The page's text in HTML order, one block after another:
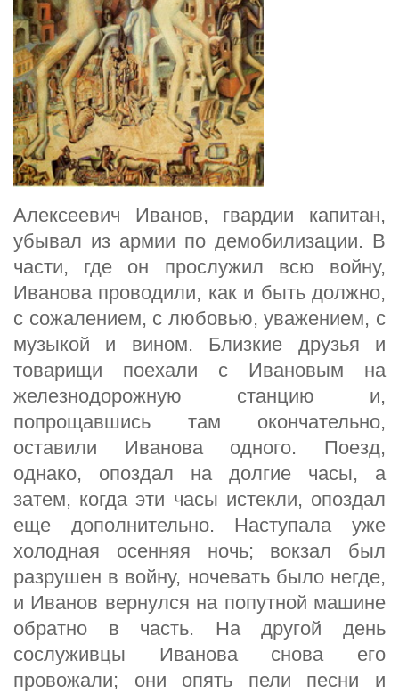
Алексеевич Иванов, гвардии капитан,
убывал из армии по демобилизации. В
части, где он прослужил всю войну,
Иванова проводили, как и быть должно,
с сожалением, с любовью, уважением, с
музыкой и вином. Близкие друзья и
товарищи поехали с Ивановым на
железнодорожную станцию и,
попрощавшись там окончательно,
оставили Иванова одного. Поезд,
однако, опоздал на долгие часы, а
затем, когда эти часы истекли, опоздал
еще дополнительно. Наступала уже
холодная осенняя ночь; вокзал был
разрушен в войну, ночевать было негде,
и Иванов вернулся на попутной машине
обратно в часть. На другой день
сослуживцы Иванова снова его
провожали; они опять пели песни и